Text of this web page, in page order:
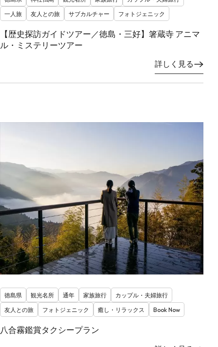
一人旅
友人との旅 サブカルチャー フォトジェニック
【歴史探訪ガイドツアー／徳島・三好】箸蔵寺 アニマ
ル・ミステリーツアー
詳しく見る
徳島県 観光名所 通年 家族旅行
カップル・夫婦旅行
友人との旅
フォトジェニック 癒し・リラックス Book Now
八合霧鑑賞タクシープラン